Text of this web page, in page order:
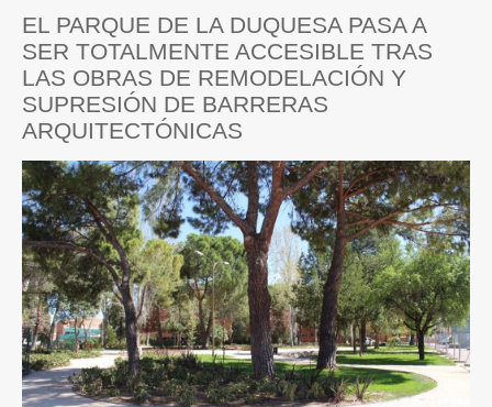
EL PARQUE DE LA DUQUESA PASA A
SER TOTALMENTE ACCESIBLE TRAS
LAS OBRAS DE REMODELACIÓN Y
SUPRESIÓN DE BARRERAS
ARQUITECTÓNICAS